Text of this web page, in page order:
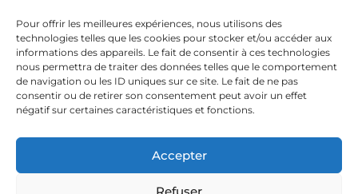
Pour offrir les meilleures expériences, nous utilisons des
technologies telles que les cookies pour stocker et/ou accéder aux
informations des appareils. Le fait de consentir à ces technologies
nous permettra de traiter des données telles que le comportement
de navigation ou les ID uniques sur ce site. Le fait de ne pas
consentir ou de retirer son consentement peut avoir un effet
négatif sur certaines caractéristiques et fonctions.
Accepter
Refuser
Livraison et retour
Prise de rendez-vous
Conditions de rachat
À PROPOS